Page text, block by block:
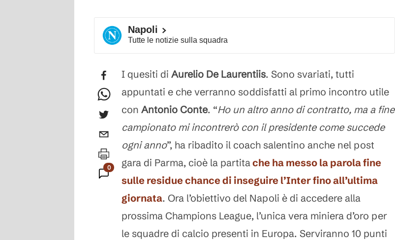
Napoli
Tutte le notizie sulla squadra
0
Commenti
I quesiti di Aurelio De Laurentiis. Sono svariati, tutti
appuntati e che verranno soddisfatti al primo incontro utile
con Antonio Conte. “Ho un altro anno di contratto, ma a fine
campionato mi incontrerò con il presidente come succede
ogni anno”, ha ribadito il coach salentino anche nel post
gara di Parma, cioè la partitache ha messo la parola fine
sulle residue chance di inseguire l’Inter fino all’ultima
giornata. Ora l’obiettivo del Napoli è di accedere alla
prossima Champions League, l’unica vera miniera d’oro per
le squadre di calcio presenti in Europa. Serviranno 10 punti